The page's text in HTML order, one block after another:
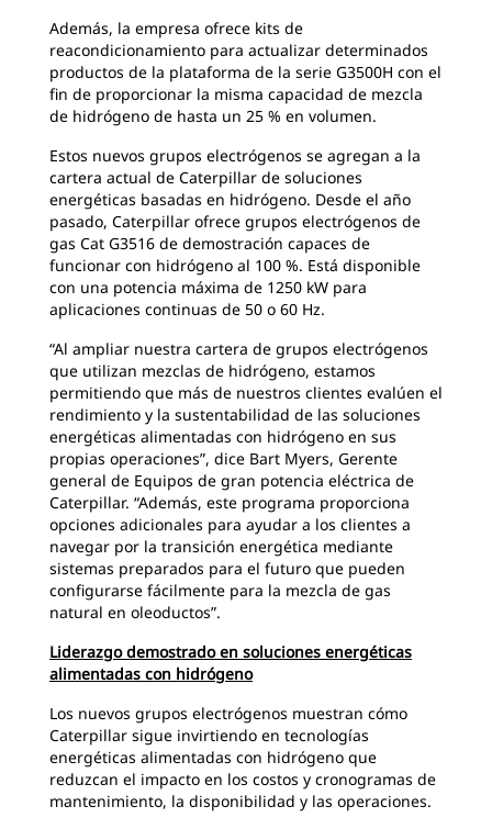
Además, la empresa ofrece kits de
reacondicionamiento para actualizar determinados
productos de la plataforma de la serie G3500H con el
fin de proporcionar la misma capacidad de mezcla
de hidrógeno de hasta un 25 % en volumen.
Estos nuevos grupos electrógenos se agregan a la
cartera actual de Caterpillar de soluciones
energéticas basadas en hidrógeno. Desde el año
pasado, Caterpillar ofrece grupos electrógenos de
gas Cat G3516 de demostración capaces de
funcionar con hidrógeno al 100 %. Está disponible
con una potencia máxima de 1250 kW para
aplicaciones continuas de 50 o 60 Hz.
“Al ampliar nuestra cartera de grupos electrógenos
que utilizan mezclas de hidrógeno, estamos
permitiendo que más de nuestros clientes evalúen el
rendimiento y la sustentabilidad de las soluciones
energéticas alimentadas con hidrógeno en sus
propias operaciones”, dice Bart Myers, Gerente
general de Equipos de gran potencia eléctrica de
Caterpillar. “Además, este programa proporciona
opciones adicionales para ayudar a los clientes a
navegar por la transición energética mediante
sistemas preparados para el futuro que pueden
configurarse fácilmente para la mezcla de gas
natural en oleoductos”.
Liderazgo demostrado en soluciones energéticas
alimentadas con hidrógeno
Los nuevos grupos electrógenos muestran cómo
Caterpillar sigue invirtiendo en tecnologías
energéticas alimentadas con hidrógeno que
reduzcan el impacto en los costos y cronogramas de
mantenimiento, la disponibilidad y las operaciones.